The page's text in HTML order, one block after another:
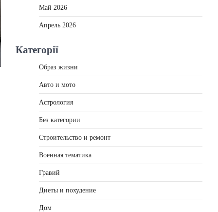
Май 2026
Апрель 2026
Категорії
Образ жизни
Авто и мото
Астрология
Без категории
Строительство и ремонт
Военная тематика
Гравий
Диеты и похудение
Дом